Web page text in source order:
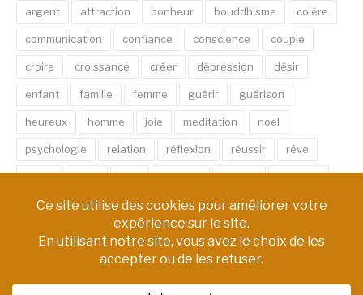
argent attraction bonheur bouddhisme colère
communication confiance conscience couple
croire croissance créer dépression désir
enfant famille femme guérir guérison
heureux homme joie meditation noel
psychologie relation réflexion réussir rêve
santé sexe soin spirituel succès thérapie
vie âme émotion énergie équilibre